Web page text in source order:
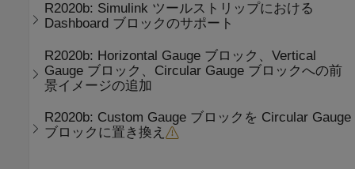
R2020b: Simulink ツールストリップにおける
Dashboard ブロックのサポート
R2020b: Horizontal Gauge ブロック、Vertical
Gauge ブロック、Circular Gauge ブロックへの前
景イメージの追加
R2020b: Custom Gauge ブロックを Circular Gauge
ブロックに置き換え